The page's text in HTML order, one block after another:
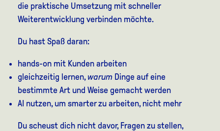
die praktische Umsetzung mit schneller
Weiterentwicklung verbinden möchte.
Du hast Spaß daran:
hands-on mit Kunden arbeiten
gleichzeitig lernen, warum Dinge auf eine
bestimmte Art und Weise gemacht werden
AI nutzen, um smarter zu arbeiten, nicht mehr
Du scheust dich nicht davor, Fragen zu stellen,